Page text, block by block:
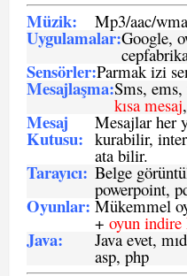
Müzik: Mp3/aac/
Uygulamalar:Google,
Sensörler:Parmak izi
Mesajlaşma:Sms,
kısa mesaj,
Mesaj
Kutusu:
Mesajlar her
kurabilir,
ata bilir.
Tarayıcı: Belge
powerpoint,
Oyunlar: Mükemmel
+ oyun
Java: Java evet,
asp, php